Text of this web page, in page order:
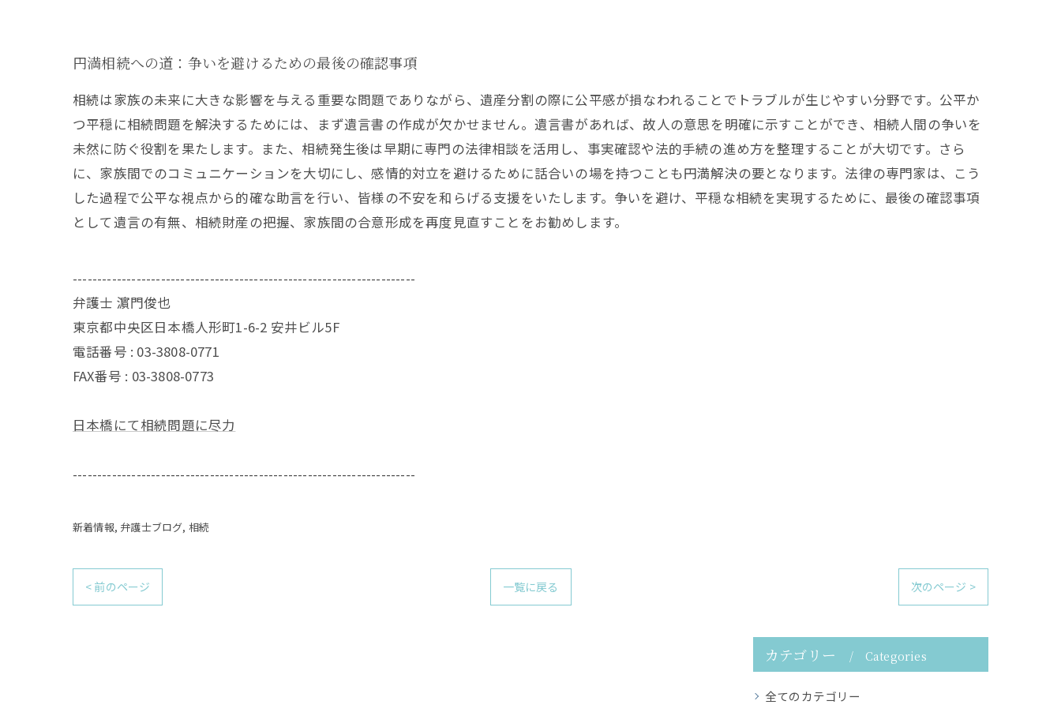
円満相続への道：争いを避けるための最後の確認事項
相続は家族の未来に大きな影響を与える重要な問題でありながら、遺産分割の際に公平感が損なわれることでトラブルが生じやすい分野です。公平か
つ平穏に相続問題を解決するためには、まず遺言書の作成が欠かせません。遺言書があれば、故人の意思を明確に示すことができ、相続人間の争いを
未然に防ぐ役割を果たします。また、相続発生後は早期に専門の法律相談を活用し、事実確認や法的手続の進め方を整理することが大切です。さら
に、家族間でのコミュニケーションを大切にし、感情的対立を避けるために話合いの場を持つことも円満解決の要となります。法律の専門家は、こう
した過程で公平な視点から的確な助言を行い、皆様の不安を和らげる支援をいたします。争いを避け、平穏な相続を実現するために、最後の確認事項
として遺言の有無、相続財産の把握、家族間の合意形成を再度見直すことをお勧めします。
----------------------------------------------------------------------
弁護士 濵門俊也
東京都中央区日本橋人形町1-6-2 安井ビル5F
電話番号 : 03-3808-0771
FAX番号 : 03-3808-0773
日本橋にて相続問題に尽力
----------------------------------------------------------------------
新着情報 弁護士ブログ 相続
< 前のページ 一覧に戻る 次のページ >
カテゴリー Categories
全てのカテゴリー